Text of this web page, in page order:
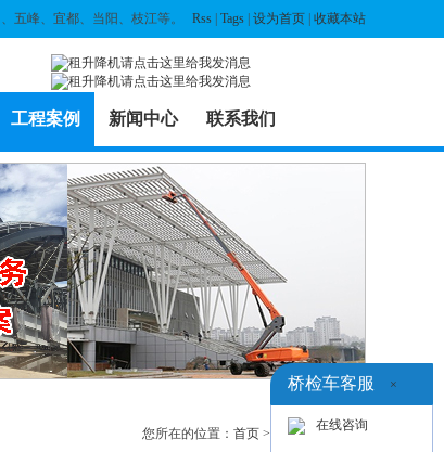
五峰、宜都、当阳、枝江等。 Rss Tags 设为首页 收藏本站
工程案例 新闻中心 联系我们
您所在的位置： 首页 > 工程案例> 列表
桥检车客服 ×
在线咨询